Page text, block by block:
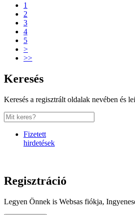
1
2
3
4
5
>
>>
Keresés
Keresés a regisztrált oldalak nevében és
Fizetett
hirdetések
Regisztráció
Legyen Önnek is Websas fiókja,